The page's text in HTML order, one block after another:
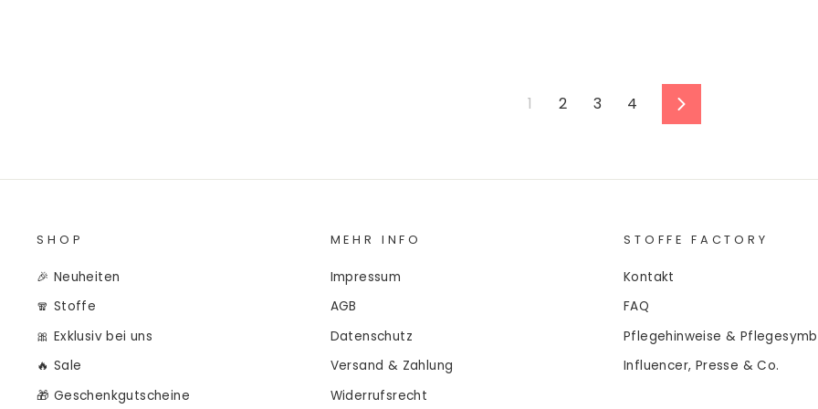
1 2 3 4 Vorwärts
SHOP
🎉 Neuheiten
🧣 Stoffe
🎀 Exklusiv bei uns
🔥 Sale
🎁 Geschenkgutscheine
MEHR INFO
Impressum
AGB
Datenschutz
Versand & Zahlung
Widerrufsrecht
STOFFE FACTORY
Kontakt
FAQ
Pflegehinweise &
Influencer, Presse & Co.